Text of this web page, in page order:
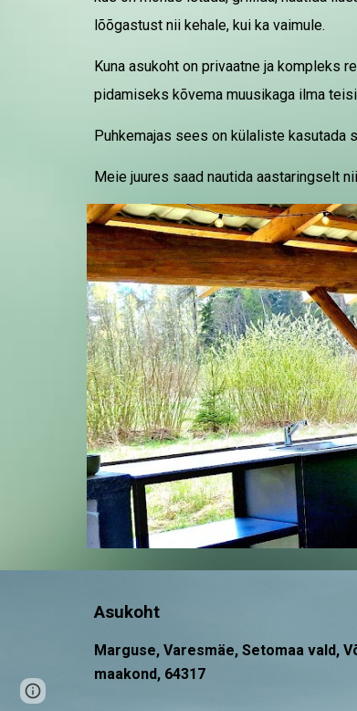
lõõgastust nii kehale, kui ka vaimule.
Kuna asukoht on privaatne ja kompleks
pidamiseks kõvema muusikaga ilma
Puhkemajas sees on külaliste kasutada
Meie juures saad nautida aastaringselt
Asukoht
Marguse, Varesmäe, Setomaa vald,
maakond, 64317